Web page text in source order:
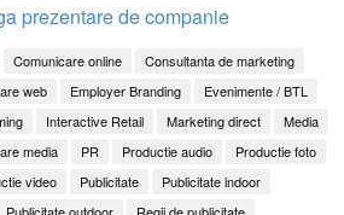
prezentare de companie
Comunicare online
Consultanta de marketing
web Employer Branding
Evenimente / BTL
Interactive Retail Marketing direct
Media
media PR Productie audio
Productie foto
video Publicitate
Publicitate indoor
Publicitate outdoor
Regii de publicitate